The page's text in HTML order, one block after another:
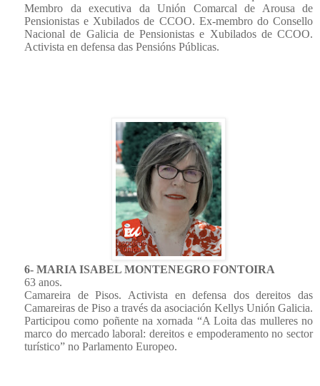
Membro da executiva da Unión Comarcal de Arousa de
Pensionistas e Xubilados de CCOO. Ex-membro do Consello
Nacional de Galicia de Pensionistas e Xubilados de CCOO.
Activista en defensa das Pensións Públicas.
6- MARIA ISABEL MONTENEGRO FONTOIRA
63 anos.
Camareira de Pisos. Activista en defensa dos dereitos das
Camareiras de Piso a través da asociación Kellys Unión Galicia.
Participou como poñente na xornada “A Loita das mulleres no
marco do mercado laboral: dereitos e empoderamento no sector
turístico” no Parlamento Europeo.